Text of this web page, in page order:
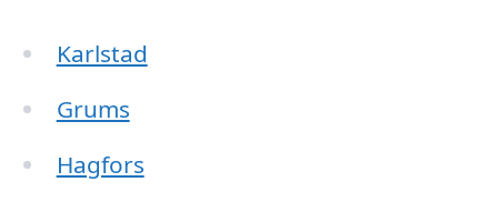
Karlstad
Grums
Hagfors